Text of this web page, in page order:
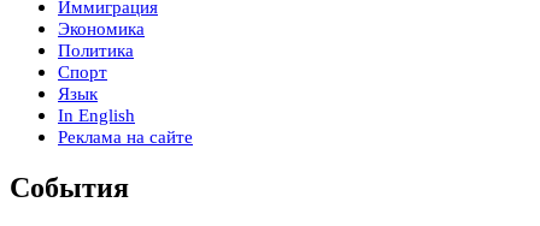
Иммиграция
Экономика
Политика
Спорт
Язык
In English
Реклама на сайте
События